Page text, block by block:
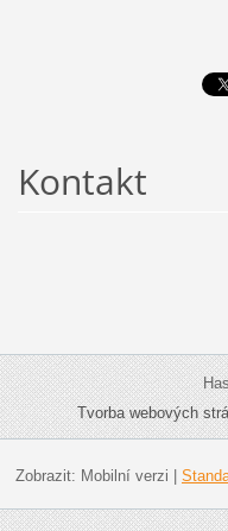
Kontakt
Tvorba webových
Zobrazit: Mobilní verzi |